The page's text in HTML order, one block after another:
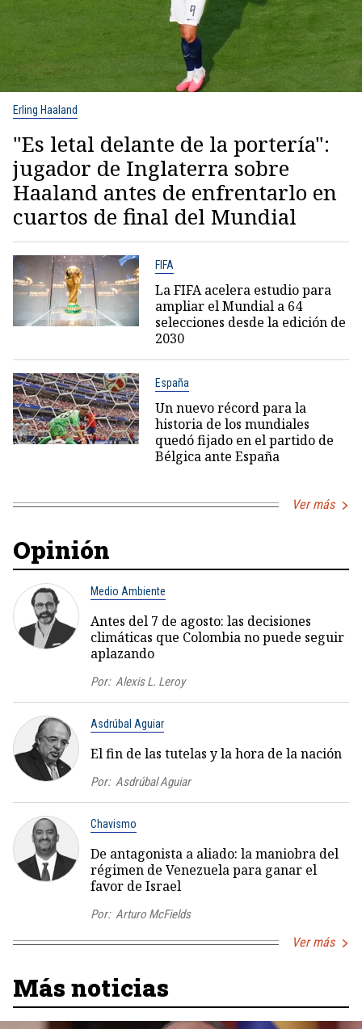
Erling Haaland
"Es letal delante de la portería":
jugador de Inglaterra sobre
Haaland antes de enfrentarlo en
cuartos de final del Mundial
FIFA
La FIFA acelera estudio para
ampliar el Mundial a 64
selecciones desde la edición de
2030
España
Un nuevo récord para la
historia de los mundiales
quedó fijado en el partido de
Bélgica ante España
Ver más
Opinión
Medio Ambiente
Antes del 7 de agosto: las decisiones
climáticas que Colombia no puede seguir
aplazando
Por: Alexis L. Leroy
Asdrúbal Aguiar
El fin de las tutelas y la hora de la nación
Por: Asdrúbal Aguiar
Chavismo
De antagonista a aliado: la maniobra del
régimen de Venezuela para ganar el
favor de Israel
Por: Arturo McFields
Ver más
Más noticias